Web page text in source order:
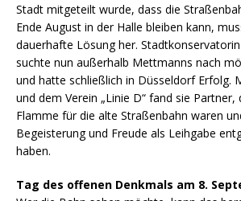
Stadt mitgeteilt wurde, dass die
Ende August in der Halle bleiben kann,
dauerhafte Lösung her.
suchte nun außerhalb Mettmanns nach
und hatte schließlich in Düsseldorf Erfolg.
und dem Verein „Linie D“ fand sie
Flamme für die alte Straßenbahn waren
Begeisterung und Freude als Leihgabe
haben.
Tag des offenen Denkmals am 8.